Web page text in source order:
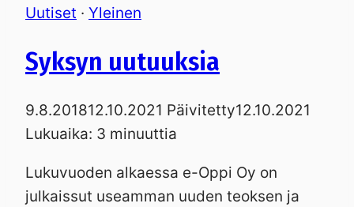
Uutiset · Yleinen
Syksyn uutuuksia
9.8.201812.10.2021 Päivitetty12.10.2021
Lukuaika: 3 minuuttia
Lukuvuoden alkaessa e-Oppi Oy on
julkaissut useamman uuden teoksen ja